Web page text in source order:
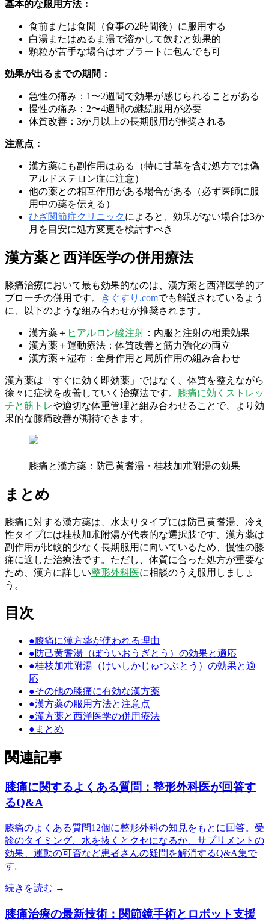
基本的な服用方法：
食前または食間（食事の2時間後）に服用する
白湯またはぬるま湯で溶かして飲むと効果的
顆粒が苦手な場合はオブラートに包んでも可
効果が出るまでの期間：
急性の痛み：1〜2週間で効果が感じられることがある
慢性の痛み：2〜4週間の継続服用が必要
体質改善：3か月以上の長期服用が推奨される
注意点：
漢方薬にも副作用はある（特に甘草を含む処方では偽
アルドステロン症に注意）
他の薬との相互作用がある場合がある（必ず医師に服
用中の薬を伝える）
ひざ関節症クリニック によると、効果がない場合は3か
月を目安に処方変更を検討すべき
漢方薬と西洋医学の併用療法
膝痛治療において最も効果的なのは、漢方薬と西洋医学的ア
プローチの併用です。
きぐすり.comでも解説されているよう
に、以下のような組み合わせが推奨されます。
漢方薬＋ ヒアルロン酸注射 ：内服と注射の相乗効果
漢方薬＋運動療法：体質改善と筋力強化の両立
漢方薬＋湿布：全身作用と局所作用の組み合わせ
漢方薬は「すぐに効く即効薬」ではなく、体質を整えながら
徐々に症状を改善していく治療法です。 膝痛に効くストレッ
チと筋トレや適切な体重管理と組み合わせることで、より効
果的な膝痛改善が期待できます。
膝痛と漢方薬：防己黄耆湯・桂枝加朮附湯の効果
まとめ
膝痛に対する漢方薬は、水太りタイプには防己黄耆湯、冷え
性タイプには桂枝加朮附湯が代表的な選択肢です。漢方薬は
副作用が比較的少なく長期服用に向いているため、慢性の膝
痛に適した治療法です。ただし、体質に合った処方が重要な
ため、漢方に詳しい整形外科医に相談のうえ服用しましょ
う。
目次
●膝痛に漢方薬が使われる理由
●防己黄耆湯（ぼういおうぎとう）の効果と適応
●桂枝加朮附湯（けいしかじゅつぶとう）の効果と適
応
●その他の膝痛に有効な漢方薬
●漢方薬の服用方法と注意点
●漢方薬と西洋医学の併用療法
● まとめ
関連記事
膝痛に関するよくある質問：整形外科医が回答す
るQ&A
膝痛のよくある質問12個に整形外科の知見をもとに回答。受
診のタイミング、水を抜くとクセになるか、サプリメントの
効果、運動の可否など患者さんの疑問を解消するQ&A集で
す。
続きを読む →
膝痛治療の最新技術：関節鏡手術とロボット支援